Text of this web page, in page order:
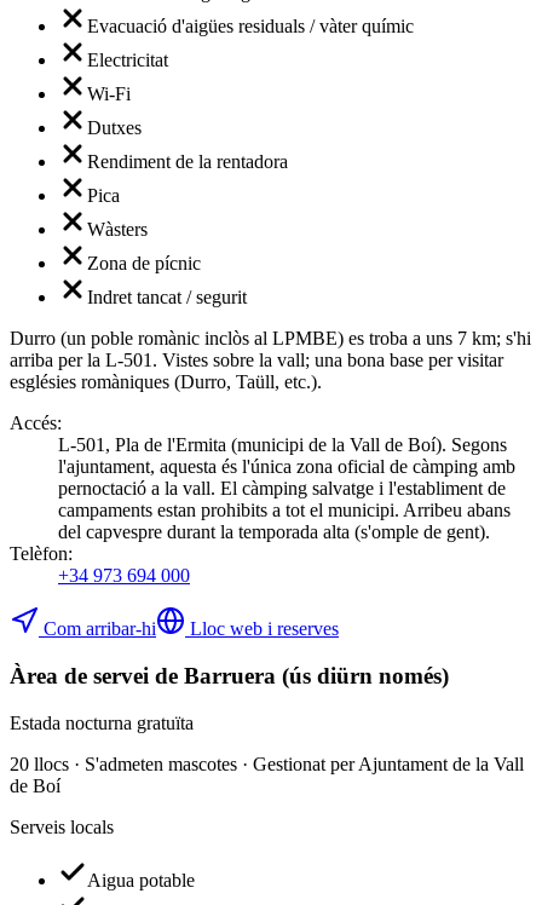
Evacuació d'aigües residuals / vàter químic
Electricitat
Wi-Fi
Dutxes
Rendiment de la rentadora
Pica
Wàsters
Zona de pícnic
Indret tancat / segurit
Durro (un poble romànic inclòs al LPMBE) es troba a uns 7 km; s'hi
arriba per la L-501. Vistes sobre la vall; una bona base per visitar
esglésies romàniques (Durro, Taüll, etc.).
Accés:
L-501, Pla de l'Ermita (municipi de la Vall de Boí). Segons
l'ajuntament, aquesta és l'única zona oficial de càmping amb
pernoctació a la vall. El càmping salvatge i l'establiment de
campaments estan prohibits a tot el municipi. Arribeu abans
del capvespre durant la temporada alta (s'omple de gent).
Telèfon:
+34 973 694 000
Com arribar-hi Lloc web i reserves
Àrea de servei de Barruera (ús diürn només)
Estada nocturna gratuïta
20 llocs · S'admeten mascotes · Gestionat per Ajuntament de la Vall
de Boí
Serveis locals
Aigua potable